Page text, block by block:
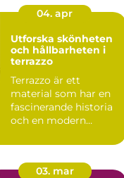
04. apr
Utforska skönheten
och hållbarheten i
terrazzo
Terrazzo är ett
material som har en
fascinerande historia
och en modern
03. mar